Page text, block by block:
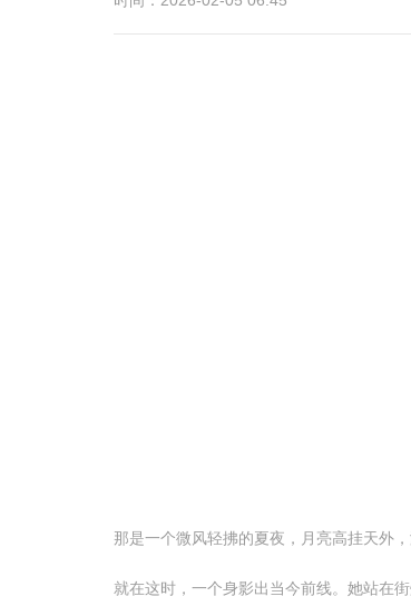
那是一个微风轻拂的夏夜，月亮高挂天外
就在这时，一个身影出当今前线。她站在